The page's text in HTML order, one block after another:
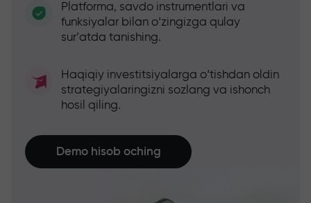
Platforma, savdo instrumentlari va
funksiyalar bilan o‘zingizga qulay
sur’atda tanishing.
Haqiqiy investitsiyalarga o‘tishdan oldin
strategiyalaringizni sozlang va ishonch
hosil qiling.
Demo hisob oching